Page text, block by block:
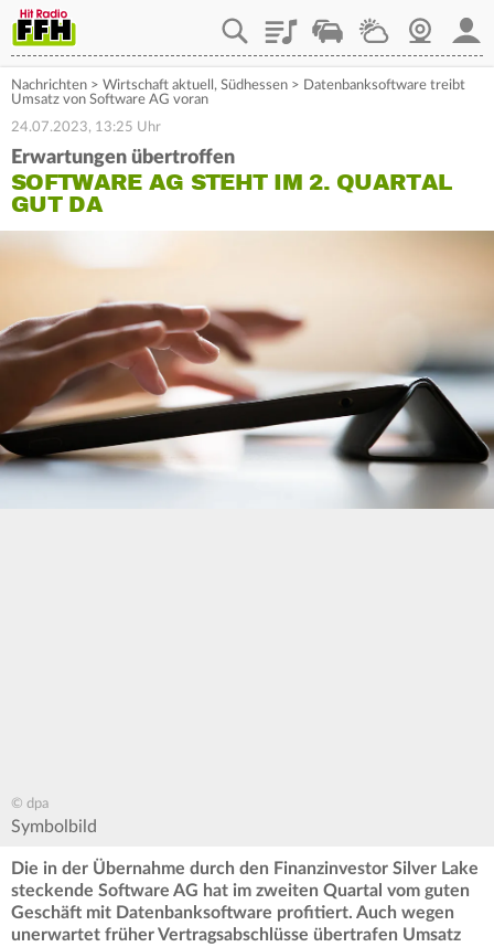
PlaylistStaupilotWetterWebcam
Nachrichten > Wirtschaft aktuell , Südhessen > Datenbanksoftware treibt
Umsatz von Software AG voran
24.07.2023, 13:25 Uhr
Erwartungen übertroffen
SOFTWARE AG STEHT IM 2. QUARTAL
GUT DA
© dpa
Symbolbild
Die in der Übernahme durch den Finanzinvestor Silver Lake
steckende Software AG hat im zweiten Quartal vom guten
Geschäft mit Datenbanksoftware profitiert. Auch wegen
unerwartet früher Vertragsabschlüsse übertrafen Umsatz